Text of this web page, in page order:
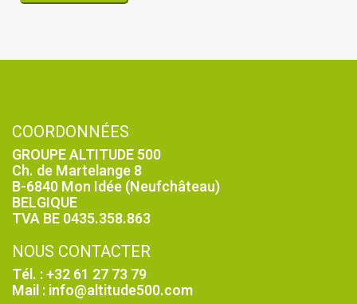
COORDONNÉES
GROUPE ALTITUDE 500
Ch. de Martelange 8
B-6840 Mon Idée (Neufchâteau)
BELGIQUE
TVA BE 0435.358.863
NOUS CONTACTER
Tél. : +32 61 27 73 79
Mail : info@altitude500.com